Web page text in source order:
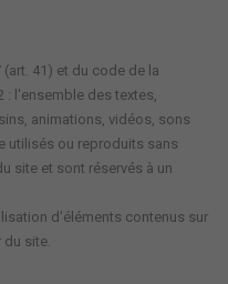
41) et du code de la
: l'ensemble des textes,
animations, vidéos, sons
utilisés ou reproduits sans
site et sont réservés à un
d'éléments contenus sur
du site.